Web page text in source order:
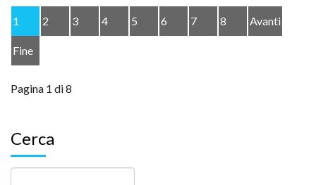
1 2 3 4 5 6 7 8 Avanti
Fine
Pagina 1 di 8
Cerca